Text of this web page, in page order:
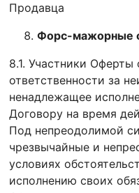
Продавца
Форс-мажорные
8.1. Участники
ответственности за
ненадлежащее
Договору на время
Под непреодолимой
чрезвычайные и
условиях
исполнению своих